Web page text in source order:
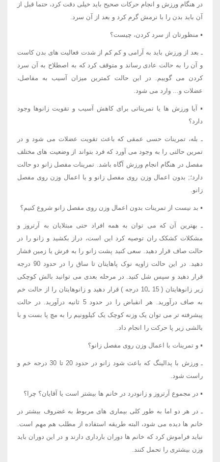
در هنگام ورزش و انجام حرکات صحیح باید خیلی دقت کرد، حتما قبل از
آن باید بدن را با نرمش گرم کرد و بعد از آن سرد.
▪ منظورتان از سرد کردن، چیست؟
ـ بعد از ورزش باید به آرامی و کم کم از شدت فعالیت های بدن کاست
و آن را به حالت عادی رساند و متوقف کرد که به اصطلاح به آن سرد
کردن می گوییم. در این حالت کمترین میزان آسیب به مفاصل،
عضلات و... وارد می شود.
▪ آیا ورزش ها یا تمریناتی برای کاهش آسیب و تقویت زانوها وجود
دارد؟
ـ بله، تمرینات حسی عمقی که باعث تقویت عضلات می شود و در
تمرین حالتی را به وجود می آورد که فرد بتواند از وضعیت های مختلف
مفصل در هنگام انجام ورزش آگاه باشد. تمرینات مفصل زانو دو حالت
دارد؛; بدون اعمال وزن روی مفصل زانو و یا اعمال وزن روی مفصل
زانو.
▪ بد نیست از تمرینات بدون اعمال وزن روی مفصل زانو شروع کنیم؟
ـ بهترین آن که می توان به همه افراد حتی مبتلایان به آرتروز و
مشکلات کشکک ران توصیه کرد این است، دراز بکشید و زانو را در
حالت صاف قرار دهید. سعی کنید پشت زانو را به فرش یا زمین فشار
دهید. در این حالت زاویه نوک پاهایتان تا ساق را در حدود 90 درجه
قرار دهید و سپس شل کنید. در مرحله بعدی می توانید بالش کوچکی
زیر زانوهایتان ( 15 ـ10 درجه ) قرار دهید و زانوهایتان را از حالت خم
به صاف درآورید. هر انقباض را در حدود 5 ثانیه درآورید. در حالت
پیشرفته تر می توان یک وزنه کوچک یک کیلوونیم را به مچ پا بست و با
بالشی زیر پا حرکت را انجام داد.
▪ و تمرینات با اعمال وزن روی مفصل زانو؟
ـ ورزش با پدالینگ که باعث شود زانو در حدود 20 تا 30 درجه خم و
راست شود.
▪ در مجموع آرتروز و زانودرد در خانم ها بیشتر است یا آقایان؟ چرا؟
ـ در هر دو اما به طور کلی بیماری های مربوط به غضروف بیشتر در
خانم ها دیده می شود، البته طریقه استفاده از مطلب هم مهم است.
نباید فراموش کرد که خانم ها دوران بارداری دارند و در این دوران باید
وزن بیشتری را تحمل کنند.